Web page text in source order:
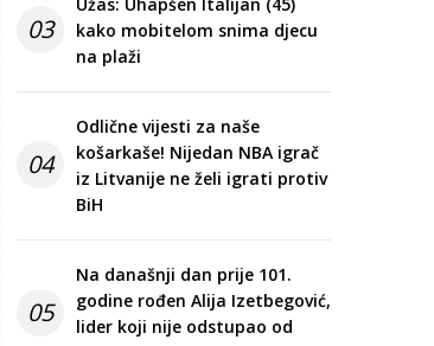
03
Užas: Uhapšen Italijan (45)
kako mobitelom snima djecu
na plaži
04
Odlične vijesti za naše
košarkaše! Nijedan NBA igrač
iz Litvanije ne želi igrati protiv
BiH
05
Na današnji dan prije 101.
godine rođen Alija Izetbegović,
lider koji nije odstupao od